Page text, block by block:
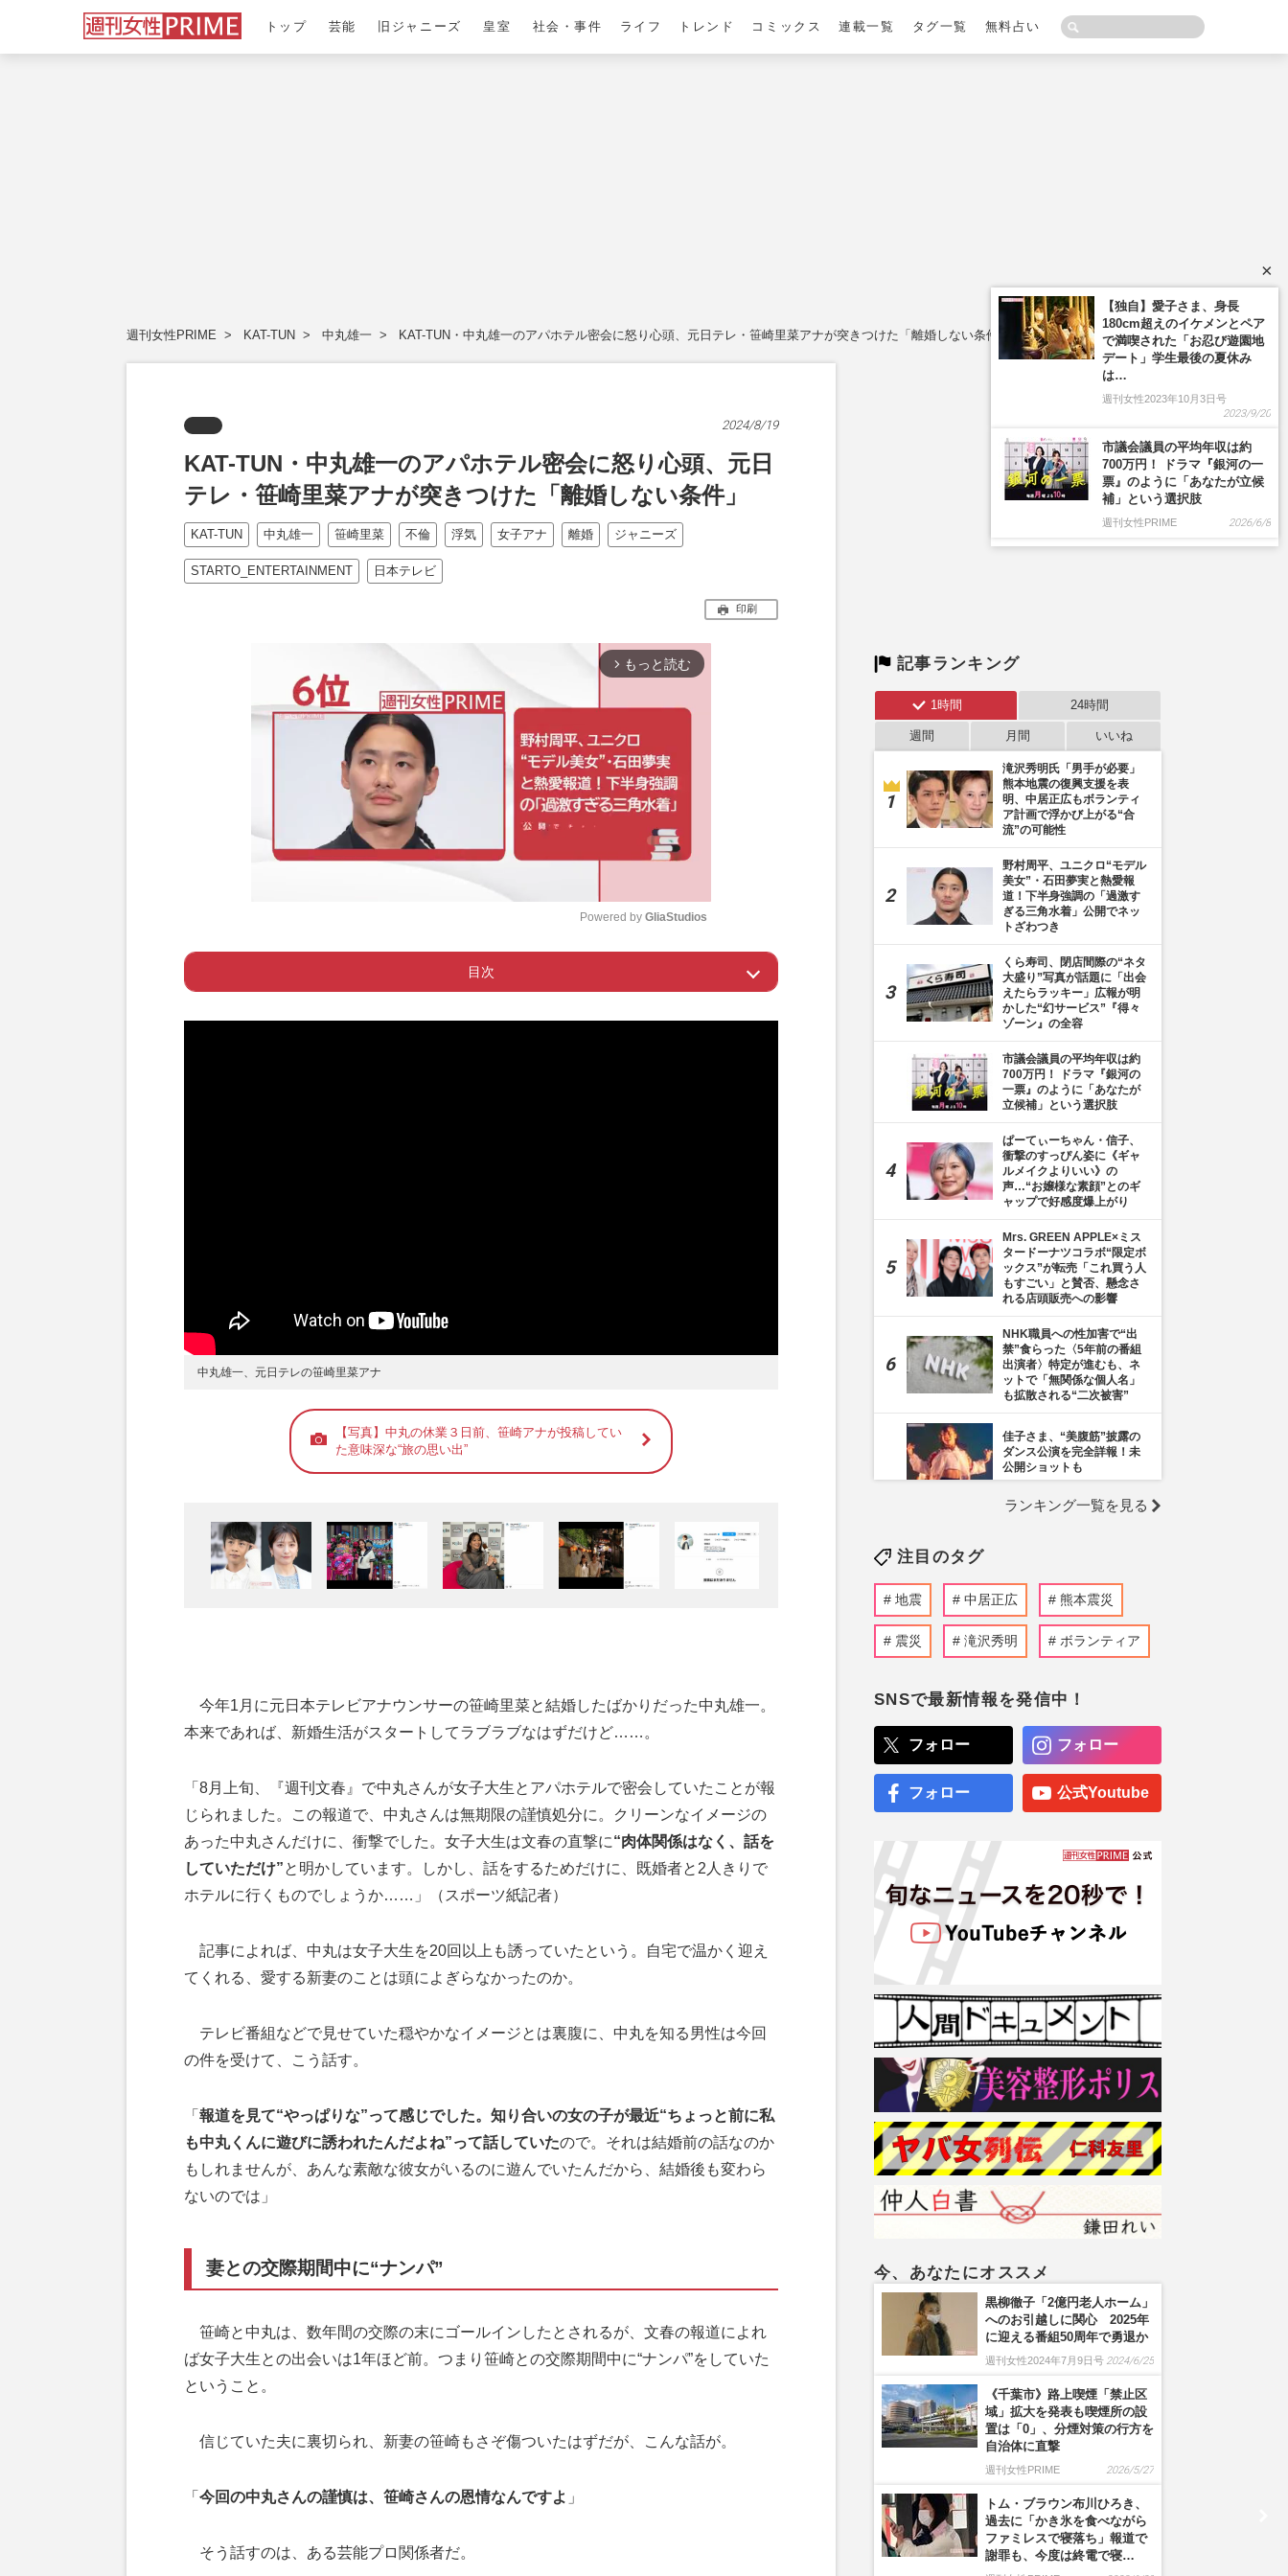
トップ 芸能 旧ジャニーズ 皇室 社会・事件 ライフ トレンド コミックス 連載一覧 タグ一覧 無料占い
週刊女性PRIME KAT-TUN 中丸雄一 KAT-TUN・中丸雄一のアパホテル密会に怒り心頭、元日テレ・笹崎里菜アナが突きつけた「離婚しない条件」
2024/8/19
KAT-TUN・中丸雄一のアパホテル密会に怒り心頭、元日
テレ・笹崎里菜アナが突きつけた「離婚しない条件」
KAT-TUN 中丸雄一 笹崎里菜 不倫 浮気 女子アナ 離婚 ジャニーズ
STARTO_ENTERTAINMENT 日本テレビ
印刷
arrow_forward_ios もっと読む
t
Powered by GliaStudios
目次
Page 1 ー 妻との交際期間中に“ナンパ”
中丸雄一、元日テレの笹崎里菜アナ
【写真】中丸の休業３日前、笹崎アナが投稿してい
た意味深な“旅の思い出”
今年1月に元日本テレビアナウンサーの笹崎里菜と結婚したばかりだった中丸雄一。
本来であれば、新婚生活がスタートしてラブラブなはずだけど……。
「8月上旬、『週刊文春』で中丸さんが女子大生とアパホテルで密会していたことが報
じられました。この報道で、中丸さんは無期限の謹慎処分に。クリーンなイメージの
あった中丸さんだけに、衝撃でした。女子大生は文春の直撃に“肉体関係はなく、話を
していただけ”と明かしています。しかし、話をするためだけに、既婚者と2人きりで
ホテルに行くものでしょうか……」（スポーツ紙記者）
記事によれば、中丸は女子大生を20回以上も誘っていたという。自宅で温かく迎え
てくれる、愛する新妻のことは頭によぎらなかったのか。
テレビ番組などで見せていた穏やかなイメージとは裏腹に、中丸を知る男性は今回
の件を受けて、こう話す。
「 報道を見て“やっぱりな”って感じでした。知り合いの女の子が最近“ちょっと前に私
も中丸くんに遊びに誘われたんだよね”って話していたので。それは結婚前の話なのか
もしれませんが、あんな素敵な彼女がいるのに遊んでいたんだから、結婚後も変わら
ないのでは」
妻との交際期間中に“ナンパ”
笹崎と中丸は、数年間の交際の末にゴールインしたとされるが、文春の報道によれ
ば女子大生との出会いは1年ほど前。つまり笹崎との交際期間中に“ナンパ”をしていた
ということ。
信じていた夫に裏切られ、新妻の笹崎もさぞ傷ついたはずだが、こんな話が。
「 今回の中丸さんの謹慎は、笹崎さんの恩情なんですよ 」
そう話すのは、ある芸能プロ関係者だ。
記事ランキング
1時間 24時間
週間 月間 いいね
滝沢秀明氏「男手が必要」
熊本地震の復興支援を表
明、中居正広もボランティ
ア計画で浮かび上がる“合
流”の可能性
野村周平、ユニクロ“モデル
美女”・石田夢実と熱愛報
道！下半身強調の「過激す
ぎる三角水着」公開でネッ
トざわつき
くら寿司、閉店間際の“ネタ
大盛り”写真が話題に「出会
えたらラッキー」広報が明
かした“幻サービス”『得々
ゾーン』の全容
市議会議員の平均年収は約
700万円！ ドラマ『銀河の
一票』のように「あなたが
立候補」という選択肢
ぱーてぃーちゃん・信子、
衝撃のすっぴん姿に《ギャ
ルメイクよりいい》の
声…“お嬢様な素顔”とのギ
ャップで好感度爆上がり
Mrs. GREEN APPLE×ミス
タードーナツコラボ“限定ボ
ックス”が転売「これ買う人
もすごい」と賛否、懸念さ
れる店頭販売への影響
NHK職員への性加害で“出
禁”食らった〈5年前の番組
出演者〉特定が進むも、ネ
ットで「無関係な個人名」
も拡散される“二次被害”
佳子さま、“美腹筋”披露の
ダンス公演を完全詳報！未
公開ショットも
《千葉市》路上喫煙「禁止
SixTONES・ジェシー、綾
瀬はるかとの熱愛報道から
2年も「結婚計画はいった
ん白紙」“待たせ続ける”グ
ループ事情
ん」清水伸が朝ドラ『風、
フィクション』『告白』で
怪演！今後はヒール役でも
オファー殺到か
蒼井優主演・TBSドラマ
『Tシャツが乾くまで』が
散りばめられた伏線よりも
勝てる10食材」徹底活用マ
ル秘テクニック、1日10点
【大阪より強引？】横浜
市、’27年花博に合わせ「市
内全域」路上喫煙禁止方針
ン”の現状
NHK阿部渉アナ、局内不倫
発覚後はお相手女性ととも
に“在宅勤務”も「業務内容
は一部しか知らされていな
い」早期退職の可能性も
ランキング一覧を見る
注目のタグ
地震 中居正広 熊本震災
震災 滝沢秀明 ボランティア
SNSで最新情報を発信中！
フォロー フォロー
フォロー 公式Youtube
今、あなたにオススメ
黒柳徹子「2億円老人ホーム」
へのお引越しに関心 2025年
に迎える番組50周年で勇退か
週刊女性2024年7月9日号 2024/6/25
《千葉市》路上喫煙「禁止区
域」拡大を発表も喫煙所の設
置は「0」、分煙対策の行方を
自治体に直撃
週刊女性PRIME 2026/5/27
トム・ブラウン布川ひろき、
過去に「かき氷を食べながら
ファミレスで寝落ち」報道で
謝罪も、今度は終電で寝…
×